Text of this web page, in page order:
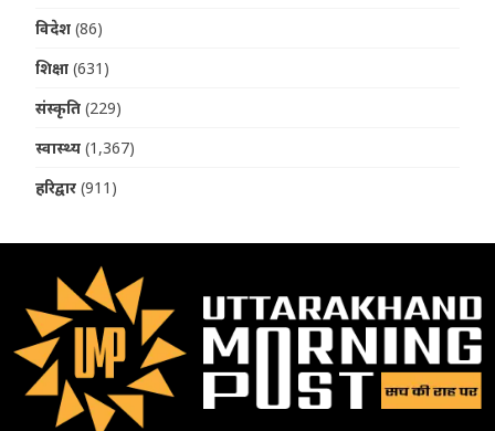
विदेश (86)
शिक्षा (631)
संस्कृति (229)
स्वास्थ्य (1,367)
हरिद्वार (911)